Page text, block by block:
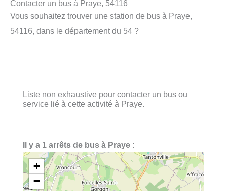
Contacter un bus à Praye, 54116
Vous souhaitez trouver une station de bus à Praye,
54116, dans le département du 54 ?
Liste non exhaustive pour contacter un bus ou
service lié à cette activité à Praye.
Il y a 1 arrêts de bus à Praye :
+
−